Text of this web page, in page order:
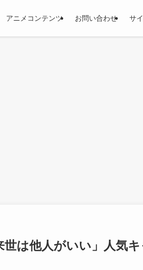
アニメコンテンツ お問い合わせ サ
は他人がいい」人気